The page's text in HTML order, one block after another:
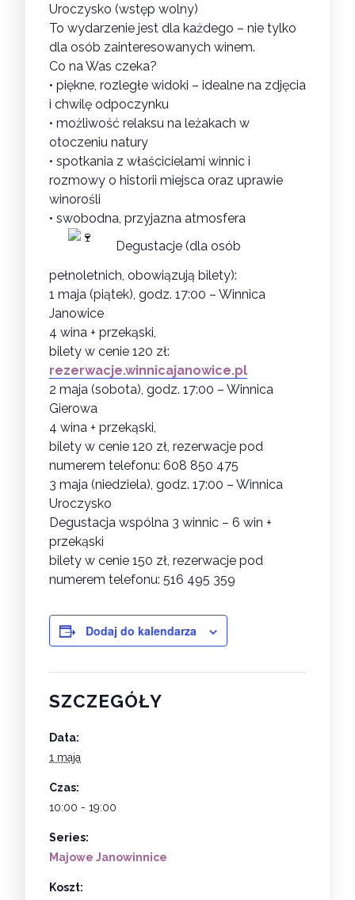
Uroczysko (wstęp wolny)
To wydarzenie jest dla każdego – nie tylko
dla osób zainteresowanych winem.
Co na Was czeka?
• piękne, rozległe widoki – idealne na zdjęcia
i chwilę odpoczynku
• możliwość relaksu na leżakach w
otoczeniu natury
• spotkania z właścicielami winnic i
rozmowy o historii miejsca oraz uprawie
winorośli
• swobodna, przyjazna atmosfera
Degustacje (dla osób
pełnoletnich, obowiązują bilety):
1 maja (piątek), godz. 17:00 – Winnica
Janowice
4 wina + przekąski,
bilety w cenie 120 zł:
rezerwacje.winnicajanowice.pl
2 maja (sobota), godz. 17:00 – Winnica
Gierowa
4 wina + przekąski,
bilety w cenie 120 zł, rezerwacje pod
numerem telefonu: 608 850 475
3 maja (niedziela), godz. 17:00 – Winnica
Uroczysko
Degustacja wspólna 3 winnic – 6 win +
przekąski
bilety w cenie 150 zł, rezerwacje pod
numerem telefonu: 516 495 359
Dodaj do kalendarza
SZCZEGÓŁY
Data:
1 maja
Czas:
10:00 - 19:00
Series:
Majowe Janowinnice
Koszt: